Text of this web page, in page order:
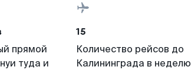
прямой
туда и
15
Количество рейсов до
Калининграда в неделю